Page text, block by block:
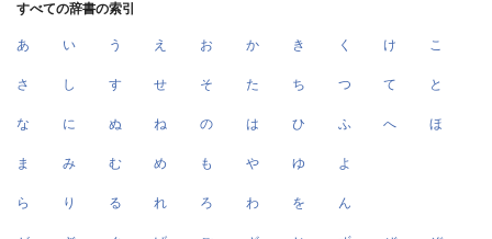
すべての辞書の索引
あ い う え お か き く け こ
さ し す せ そ た ち つ て と
な に ぬ ね の は ひ ふ へ ほ
ま み む め も や ゆ よ
ら り る れ ろ わ を ん